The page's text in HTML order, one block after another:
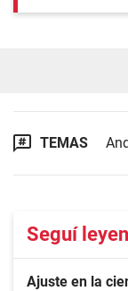
TEMAS
Seguí
Ajuste en la